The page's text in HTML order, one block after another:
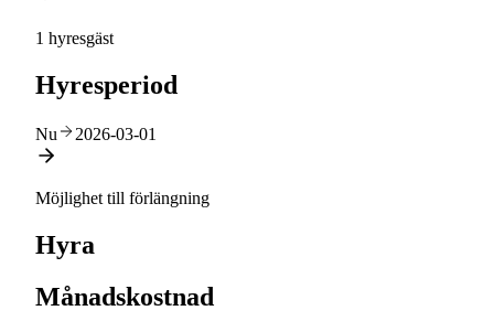
1 hyresgäst
Hyresperiod
Nu 2026-03-01
Möjlighet till förlängning
Hyra
Månadskostnad